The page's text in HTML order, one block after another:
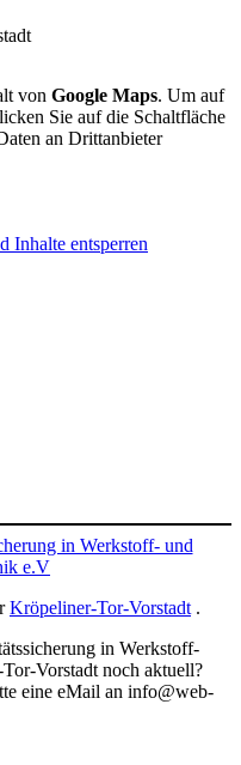
von Google Maps. Um auf
Sie auf die Schaltfläche
an Drittanbieter
Inhalte entsperren
in Werkstoff- und
e.V
Kröpeliner-Tor-Vorstadt .
in Werkstoff-
Vorstadt noch aktuell?
eine eMail an info@web-